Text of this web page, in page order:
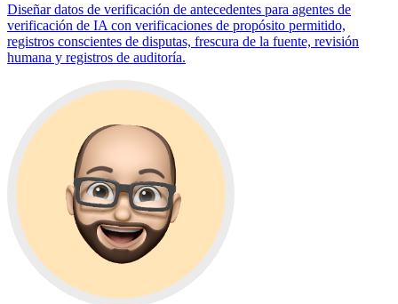
Diseñar datos de verificación de antecedentes para agentes de
verificación de IA con verificaciones de propósito permitido,
registros conscientes de disputas, frescura de la fuente, revisión
humana y registros de auditoría.